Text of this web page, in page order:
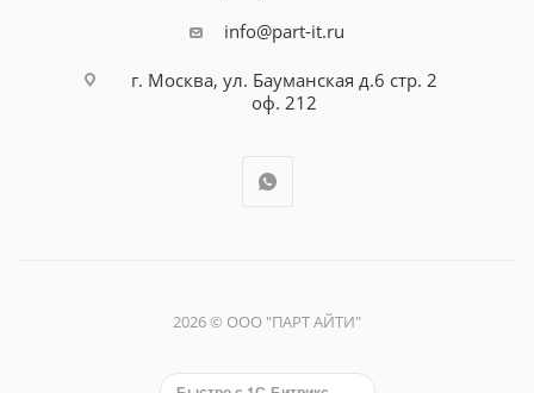
info@part-it.ru
г. Москва, ул. Бауманская д.6 стр. 2
оф. 212
2026 © ООО "ПАРТ АЙТИ"